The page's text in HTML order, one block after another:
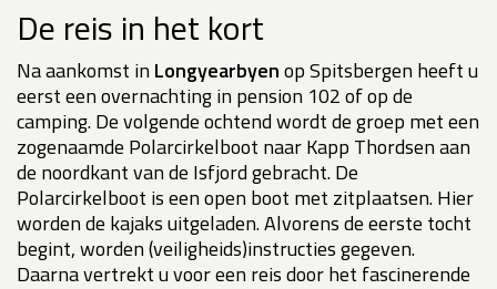
De reis in het kort
Na aankomst in Longyearbyenop Spitsbergen heeft u
eerst een overnachting in pension 102 of op de
camping. De volgende ochtend wordt de groep met een
zogenaamde Polarcirkelboot naar Kapp Thordsen aan
de noordkant van de Isfjord gebracht. De
Polarcirkelboot is een open boot met zitplaatsen. Hier
worden de kajaks uitgeladen. Alvorens de eerste tocht
begint, worden (veiligheids)instructies gegeven.
Daarna vertrekt u voor een reis door het fascinerende